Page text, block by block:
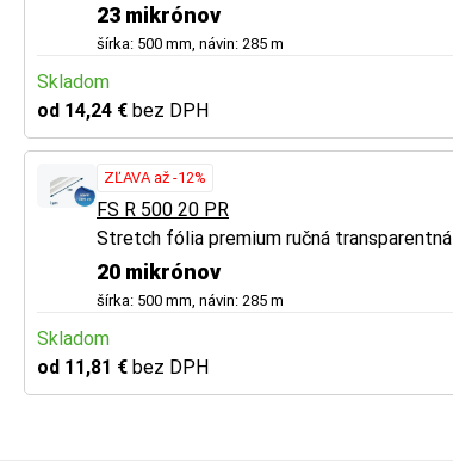
23 mikrónov
šírka: 500 mm, návin: 285 m
Skladom
od 14,24 € bez DPH
ZĽAVA až -12%
FS R 500 20 PR
Stretch fólia premium ručná transparentná
20 mikrónov
šírka: 500 mm, návin: 285 m
Skladom
od 11,81 € bez DPH